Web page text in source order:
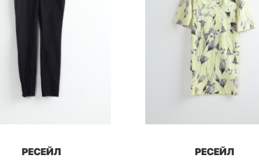
РЕСЕЙЛ
РЕСЕЙЛ